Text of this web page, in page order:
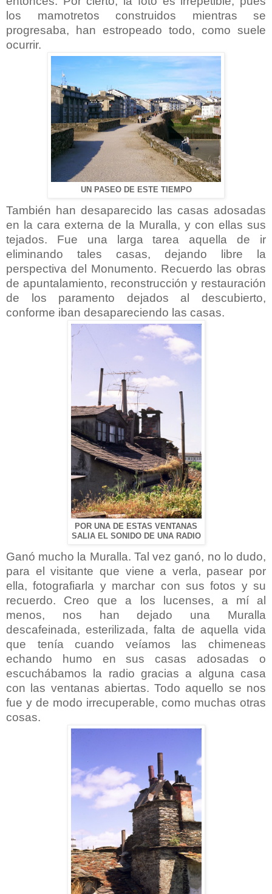
los mamotretos construidos mientras se
progresaba, han estropeado todo, como suele
ocurrir.
UN PASEO DE ESTE TIEMPO
También han desaparecido las casas adosadas
en la cara externa de la Muralla, y con ellas sus
tejados. Fue una larga tarea aquella de ir
eliminando tales casas, dejando libre la
perspectiva del Monumento. Recuerdo las obras
de apuntalamiento, reconstrucción y restauración
de los paramento dejados al descubierto,
conforme iban desapareciendo las casas.
POR UNA DE ESTAS VENTANAS
SALIA EL SONIDO DE UNA RADIO
Ganó mucho la Muralla. Tal vez ganó, no lo dudo,
para el visitante que viene a verla, pasear por
ella, fotografiarla y marchar con sus fotos y su
recuerdo. Creo que a los lucenses, a mí al
menos, nos han dejado una Muralla
descafeinada, esterilizada, falta de aquella vida
que tenía cuando veíamos las chimeneas
echando humo en sus casas adosadas o
escuchábamos la radio gracias a alguna casa
con las ventanas abiertas. Todo aquello se nos
fue y de modo irrecuperable, como muchas otras
cosas.